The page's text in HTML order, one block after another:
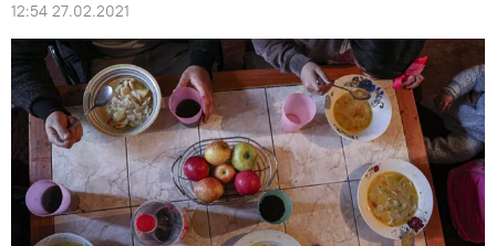
12:54 27.02.2021